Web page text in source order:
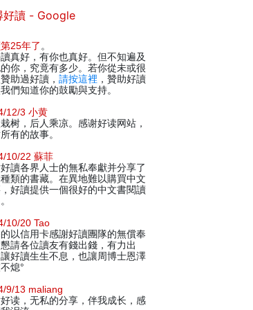
好讀 - Google
25年了 。
真好，有你也真好。但不知遍及
你，究竟有多少。若你從未或很
助過好讀， 請按這裡 ，贊助好讀
們知道你的鼓勵與支持。
12/3 小黄
树，后人乘凉。感谢好读网站，
有的故事。
10/22 蘇菲
讀各界人士的無私奉獻并分享了
類的書藏。在異地難以購買中文
好讀提供一個很好的中文書閱讀
10/20 Tao
以信用卡感謝好讀團隊的無償奉
請各位讀友有錢出錢，有力出
好讀生生不息，也讓周博士恩澤
熄°
9/13 maliang
读，无私的分享，伴我成长，感